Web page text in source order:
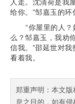
人走。沈清荷是我
给你。”邹嘉玉的环
“你屋里的人
么？邹嘉玉，我劝
信我。”邵延世对
看着我。
郑重声明：本文
息之目的，如有侵